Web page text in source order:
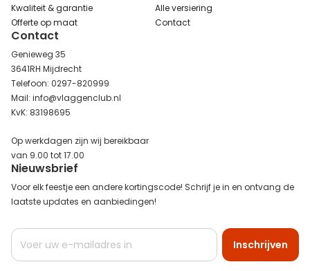
Kwaliteit & garantie
Offerte op maat
Alle versiering
Contact
Contact
Genieweg 35
3641RH Mijdrecht
Telefoon: 0297-820999
Mail: info@vlaggenclub.nl
KvK: 83198695
Op werkdagen zijn wij bereikbaar
van 9.00 tot 17.00
Nieuwsbrief
Voor elk feestje een andere kortingscode! Schrijf je in en ontvang de
laatste updates en aanbiedingen!
Abonneer
op
Inschrijven